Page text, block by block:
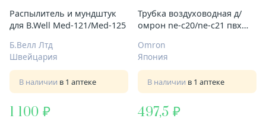
Распылитель и мундштук
для B.Well Med-121/Med-125
Б.Велл Лтд
Швейцария
В наличии в 1 аптеке
1 100
Трубка воздуховодная д/
омрон ne-c20/ne-c21 пвх
Omron
Япония
В наличии в 1 аптеке
497,5